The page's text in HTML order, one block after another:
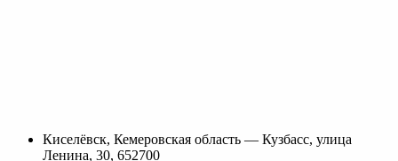
Киселёвск, Кемеровская область — Кузбасс, улица
Ленина, 30, 652700